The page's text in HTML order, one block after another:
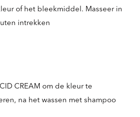
of het bleekmiddel. Masseer in
intrekken
CREAM om de kleur te
na het wassen met shampoo